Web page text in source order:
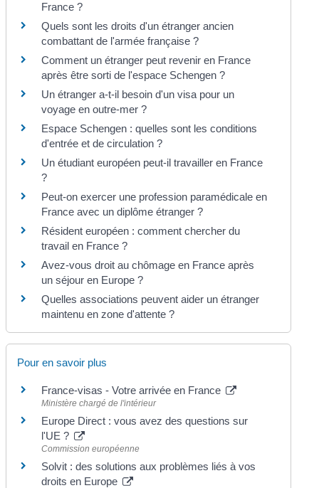
France ?
Quels sont les droits d'un étranger ancien
combattant de l'armée française ?
Comment un étranger peut revenir en France
après être sorti de l'espace Schengen ?
Un étranger a-t-il besoin d'un visa pour un
voyage en outre-mer ?
Espace Schengen : quelles sont les conditions
d'entrée et de circulation ?
Un étudiant européen peut-il travailler en France
?
Peut-on exercer une profession paramédicale en
France avec un diplôme étranger ?
Résident européen : comment chercher du
travail en France ?
Avez-vous droit au chômage en France après
un séjour en Europe ?
Quelles associations peuvent aider un étranger
maintenu en zone d'attente ?
Pour en savoir plus
France-visas - Votre arrivée en France
Ministère chargé de l'intérieur
Europe Direct : vous avez des questions sur
l'UE ?
Commission européenne
Solvit : des solutions aux problèmes liés à vos
droits en Europe